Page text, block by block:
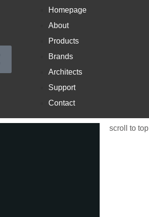
Homepage
About
Products
Brands
Architects
Support
Contact
scroll to top